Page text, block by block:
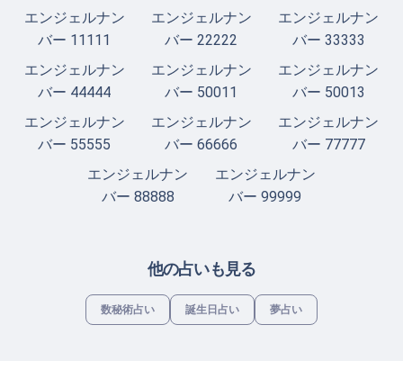
エンジェルナン
バー 11111
エンジェルナン
バー 22222
エンジェルナン
バー 33333
エンジェルナン
バー 44444
エンジェルナン
バー 50011
エンジェルナン
バー 50013
エンジェルナン
バー 55555
エンジェルナン
バー 66666
エンジェルナン
バー 77777
エンジェルナン
バー 88888
エンジェルナン
バー 99999
他の占いも見る
数秘術占い 誕生日占い 夢占い